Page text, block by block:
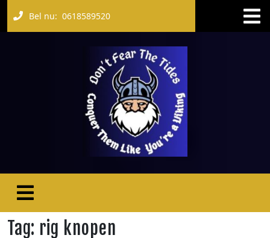
Bel nu: 0618589520
Tag: rig knopen